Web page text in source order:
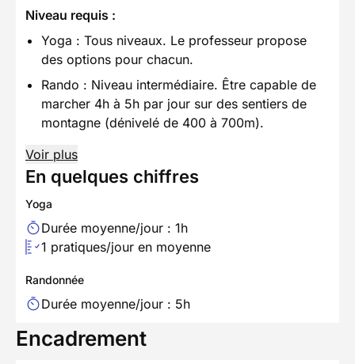
Niveau requis :
Yoga : Tous niveaux. Le professeur propose
des options pour chacun.
Rando : Niveau intermédiaire. Être capable de
marcher 4h à 5h par jour sur des sentiers de
montagne (dénivelé de 400 à 700m).
Voir plus
En quelques chiffres
Yoga
Durée moyenne/jour : 1h
1 pratiques/jour en moyenne
Randonnée
Durée moyenne/jour : 5h
Encadrement